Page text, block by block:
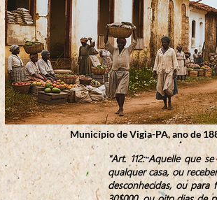
Município de Vigia-PA, ano de
"Art. 112: Aquelle que
qualquer casa, ou
desconhecidas, ou